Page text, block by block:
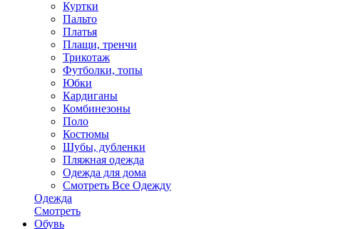
Куртки
Пальто
Платья
Плащи, тренчи
Трикотаж
Футболки, топы
Юбки
Кардиганы
Комбинезоны
Поло
Костюмы
Шубы, дубленки
Пляжная одежда
Одежда для дома
Смотреть Все Одежду
Одежда
Смотреть
Обувь